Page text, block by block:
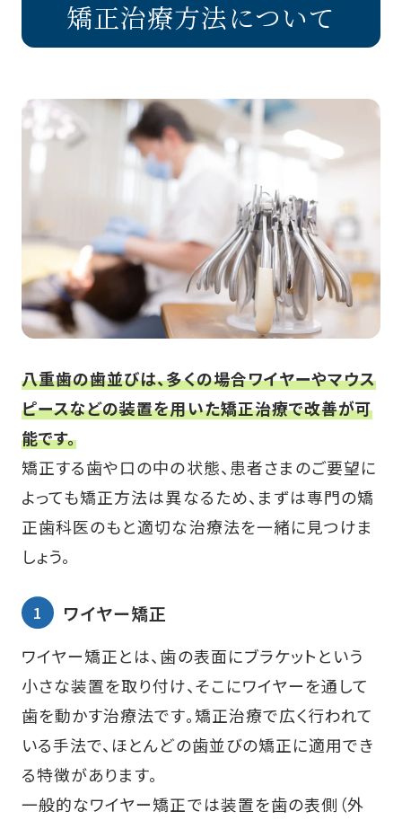
矯正治療方法について
八重歯の歯並びは、多くの場合ワイヤーやマウス
ピースなどの装置を用いた矯正治療で改善が可
能です。
矯正する歯や口の中の状態、患者さまのご要望に
よっても矯正方法は異なるため、まずは専門の矯
正歯科医のもと適切な治療法を一緒に見つけま
しょう。
ワイヤー矯正
ワイヤー矯正とは、歯の表面にブラケットという
小さな装置を取り付け、そこにワイヤーを通して
歯を動かす治療法です。矯正治療で広く行われて
いる手法で、ほとんどの歯並びの矯正に適用でき
る特徴があります。
一般的なワイヤー矯正では装置を歯の表側（外